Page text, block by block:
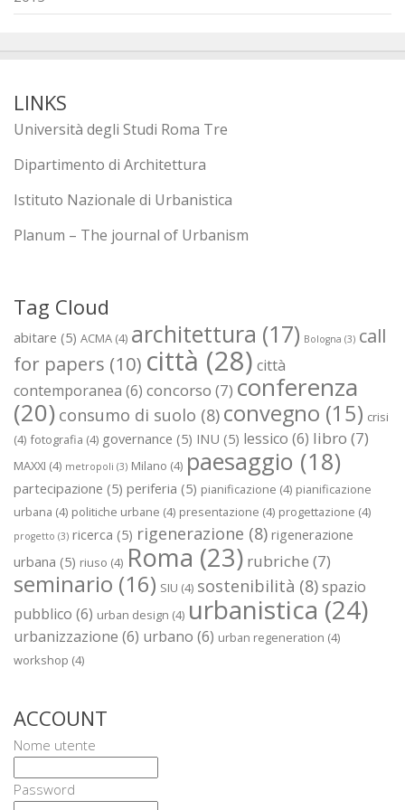
LINKS
Università degli Studi Roma Tre
Dipartimento di Architettura
Istituto Nazionale di Urbanistica
Planum – The journal of Urbanism
Tag Cloud
abitare (5) ACMA (4) architettura (17) Bologna (3) call
for papers (10) città (28) città
contemporanea (6) concorso (7) conferenza
(20) consumo di suolo (8) convegno (15) crisi
(4) fotografia (4) governance (5) INU (5) lessico (6) libro (7)
MAXXI (4) metropoli (3) Milano (4) paesaggio (18)
partecipazione (5) periferia (5) pianificazione (4) pianificazione
urbana (4) politiche urbane (4) presentazione (4) progettazione (4)
progetto (3) ricerca (5) rigenerazione (8) rigenerazione
urbana (5) riuso (4) Roma (23) rubriche (7)
seminario (16) SIU (4) sostenibilità (8)spazio
pubblico (6) urban design (4) urbanistica (24)
urbanizzazione (6) urbano (6) urban regeneration (4)
workshop (4)
ACCOUNT
Nome utente
Password